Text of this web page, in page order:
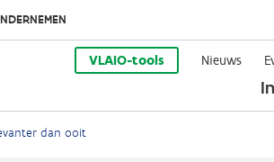
VLAIO-tools Nieuws
dan ooit